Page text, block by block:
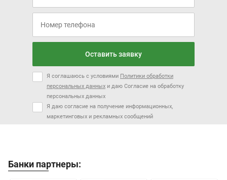
Оставить заявку
Я соглашаюсь с условиями Политики обработки
персональных данных и даю Согласие на обработку
персональных данных
Я даю согласие на получение информационных,
маркетинговых и рекламных сообщений
Банки партнеры: